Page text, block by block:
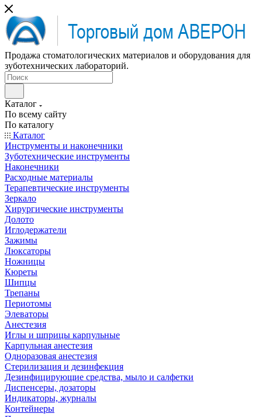
Продажа стоматологических материалов и оборудования для
зуботехнических лабораторий.
Каталог
По всему сайту
По каталогу
Каталог
Инструменты и наконечники
Зуботехнические инструменты
Наконечники
Расходные материалы
Терапевтические инструменты
Зеркало
Хирургические инструменты
Долото
Иглодержатели
Зажимы
Люксаторы
Ножницы
Кюреты
Шипцы
Трепаны
Периотомы
Элеваторы
Анестезия
Иглы и шприцы карпульные
Карпульная анестезия
Одноразовая анестезия
Стерилизация и дезинфекция
Дезинфицирующие средства, мыло и салфетки
Диспенсеры, дозаторы
Индикаторы, журналы
Контейнеры